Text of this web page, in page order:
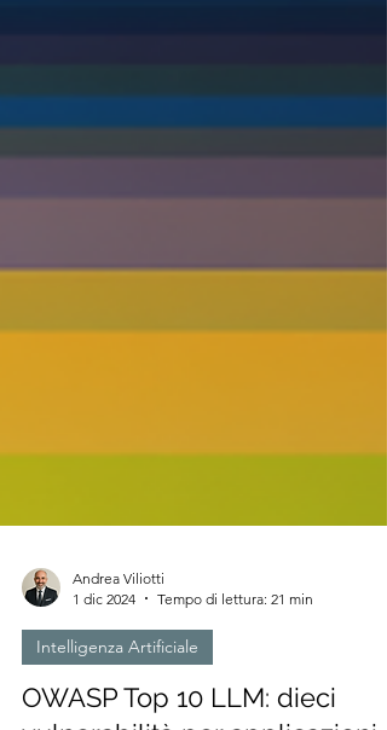
Andrea Viliotti
1 dic 2024
Tempo di lettura: 21 min